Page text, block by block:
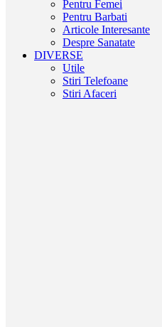
Pentru Femei
Pentru Barbati
Articole Interesante
Despre Sanatate
DIVERSE
Utile
Stiri Telefoane
Stiri Afaceri